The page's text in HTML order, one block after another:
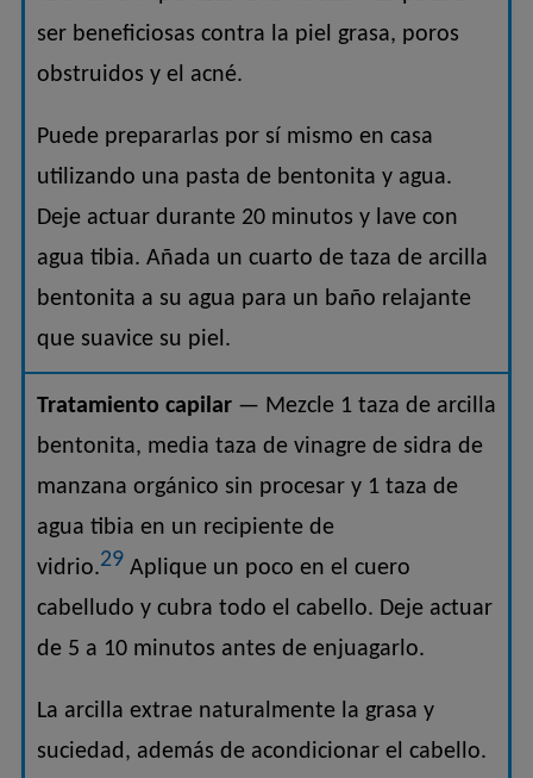
ser beneficiosas contra la piel grasa, poros
obstruidos y el acné.
Puede prepararlas por sí mismo en casa
utilizando una pasta de bentonita y agua.
Deje actuar durante 20 minutos y lave con
agua tibia. Añada un cuarto de taza de arcilla
bentonita a su agua para un baño relajante
que suavice su piel.
Tratamiento capilar— Mezcle 1 taza de arcilla
bentonita, media taza de vinagre de sidra de
manzana orgánico sin procesar y 1 taza de
agua tibia en un recipiente de
vidrio.29 Aplique un poco en el cuero
cabelludo y cubra todo el cabello. Deje actuar
de 5 a 10 minutos antes de enjuagarlo.
La arcilla extrae naturalmente la grasa y
suciedad, además de acondicionar el cabello.